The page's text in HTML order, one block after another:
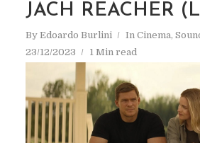
JACH REACHER
By Edoardo Burlini In Cinema,
23/12/2023
1 Min read